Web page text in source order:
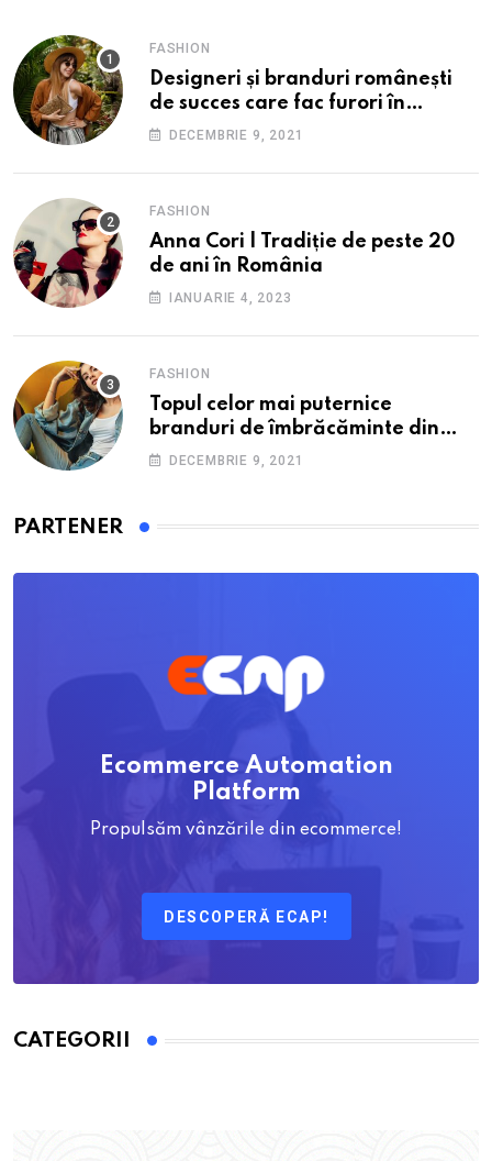
FASHION
Designeri și branduri românești
de succes care fac furori în
străinătate.
DECEMBRIE 9, 2021
FASHION
Anna Cori | Tradiție de peste 20
de ani în România
IANUARIE 4, 2023
FASHION
Topul celor mai puternice
branduri de îmbrăcăminte din
România: O incursiune în
DECEMBRIE 9, 2021
PARTENER
Ecommerce Automation
Platform
Propulsăm vânzările din ecommerce!
DESCOPERĂ ECAP!
CATEGORII